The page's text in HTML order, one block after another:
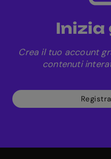
Crea il tuo account
contenuti